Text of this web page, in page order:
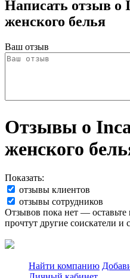
Написать отзыв о
женского белья
Ваш отзыв
Отзывы о
женского
Показать:
отзывы клиентов
отзывы сотрудников
Отзывов пока нет —
прочтут другие соискатели и
Найти компанию